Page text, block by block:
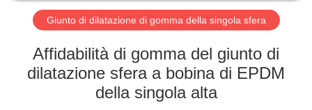
NOI
GIRO
Giunto di dilatazione di gomma della singola sfera
Affidabilità di gomma del giunto di
dilatazione sfera a bobina di EPDM
della singola alta